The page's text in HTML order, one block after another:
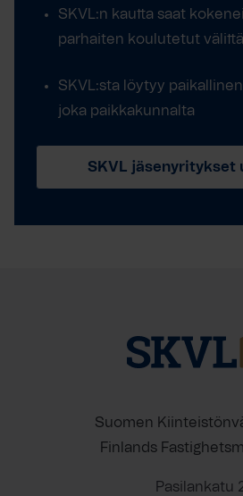
SKVL:n kautta saat
parhaiten koulutetut
SKVL:sta löytyy
joka paikkakunnalta
SKVL jäsenyritykset
Suomen
Finlands
Pasilankatu